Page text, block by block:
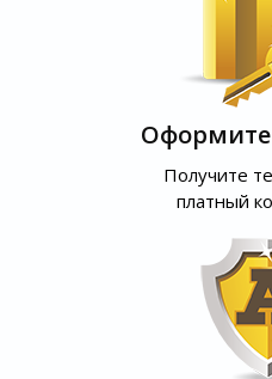
Получите
платный